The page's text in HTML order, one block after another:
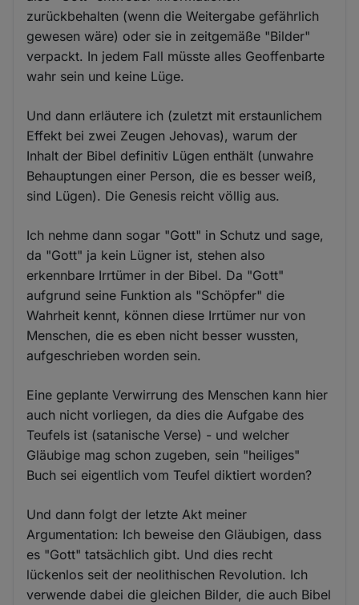
zurückbehalten (wenn die Weitergabe gefährlich
gewesen wäre) oder sie in zeitgemäße "Bilder"
verpackt. In jedem Fall müsste alles Geoffenbarte
wahr sein und keine Lüge.
Und dann erläutere ich (zuletzt mit erstaunlichem
Effekt bei zwei Zeugen Jehovas), warum der
Inhalt der Bibel definitiv Lügen enthält (unwahre
Behauptungen einer Person, die es besser weiß,
sind Lügen). Die Genesis reicht völlig aus.
Ich nehme dann sogar "Gott" in Schutz und sage,
da "Gott" ja kein Lügner ist, stehen also
erkennbare Irrtümer in der Bibel. Da "Gott"
aufgrund seine Funktion als "Schöpfer" die
Wahrheit kennt, können diese Irrtümer nur von
Menschen, die es eben nicht besser wussten,
aufgeschrieben worden sein.
Eine geplante Verwirrung des Menschen kann hier
auch nicht vorliegen, da dies die Aufgabe des
Teufels ist (satanische Verse) - und welcher
Gläubige mag schon zugeben, sein "heiliges"
Buch sei eigentlich vom Teufel diktiert worden?
Und dann folgt der letzte Akt meiner
Argumentation: Ich beweise den Gläubigen, dass
es "Gott" tatsächlich gibt. Und dies recht
lückenlos seit der neolithischen Revolution. Ich
verwende dabei die gleichen Bilder, die auch Bibel